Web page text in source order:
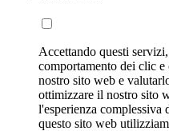
Accettando questi
comportamento dei clic
nostro sito web e
ottimizzare il nostro sito
l'esperienza complessiva
questo sito web